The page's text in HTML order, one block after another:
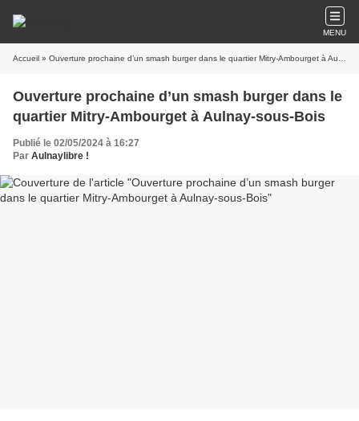
MENU
Accueil » Ouverture prochaine d’un smash burger dans le quartier Mitry-Ambourget à Aulnay-sous-Bois
Ouverture prochaine d’un smash burger dans le
quartier Mitry-Ambourget à Aulnay-sous-Bois
Publié le 02/05/2024 à 16:27
Par Aulnaylibre !